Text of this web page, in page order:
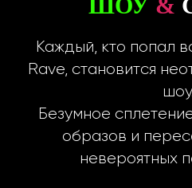
Каждый, кто попал
Rave, становится
Безумное
образов и
невероятных